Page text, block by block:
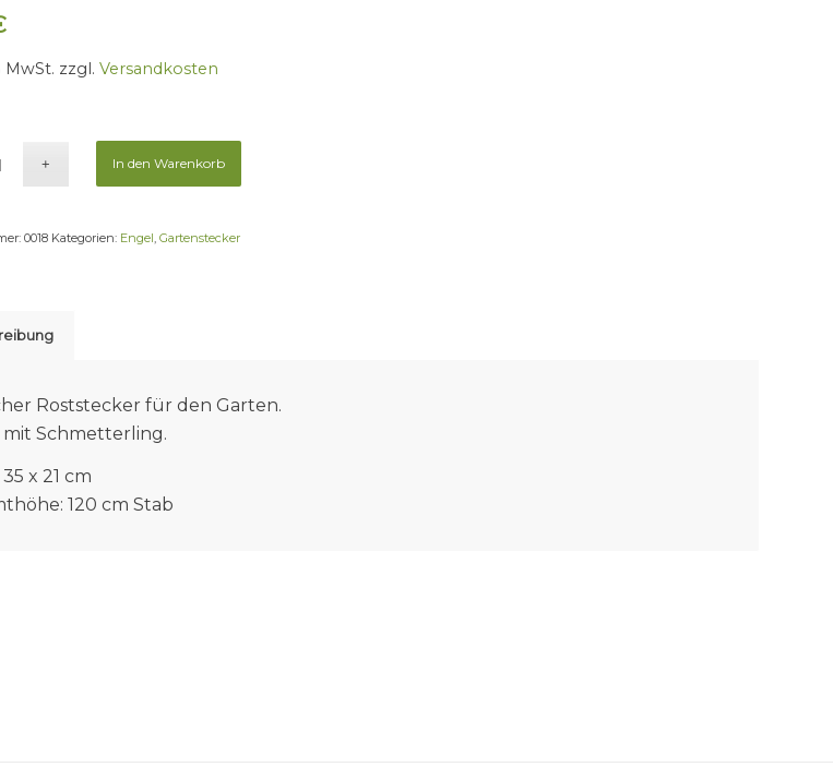
MwSt. zzgl.Versandkosten
In den Warenkorb
0018 Kategorien: Engel,Gartenstecker
Roststecker für den Garten.
mit Schmetterling.
x 21 cm
120 cm Stab